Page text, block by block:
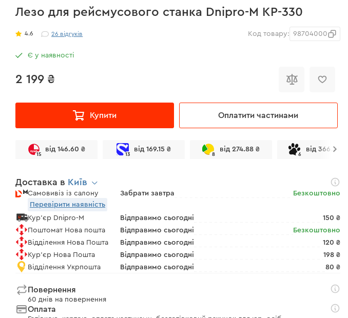
0 800 200 500
Лезо для рейсмусового станка Dnipro-M KP-330
4.6 26 відгуків Код товару: 98704000
Є у наявності
2 199 ₴
Купити Оплатити частинами
15
від 146.60 ₴
13
від 169.15 ₴
8
від 274.88 ₴
6
від 366.50 ₴
Доставка в Київ
Самовивіз із салону Забрати завтра
Безкоштовно
Перевірити наявність
Кур'єр Dnipro-M
Відправимо сьогодні
150 ₴
Поштомат Нова пошта
Відправимо сьогодні
Безкоштовно
Відділення Нова Пошта
Відправимо сьогодні
120 ₴
Кур'єр Нова Пошта
Відправимо сьогодні
198 ₴
Відділення Укрпошта
Відправимо сьогодні 80 ₴
Повернення
60 днів на повернення
Оплата